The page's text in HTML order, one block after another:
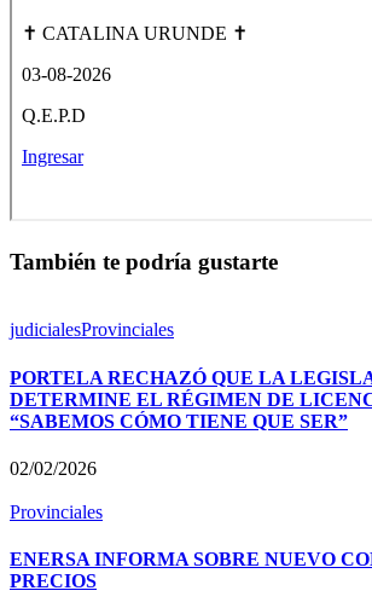
También te podría gustarte
judicialesProvinciales
PORTELA RECHAZÓ QUE LA
DETERMINE EL RÉGIMEN DE
“SABEMOS CÓMO TIENE QUE SER”
02/02/2026
Provinciales
ENERSA INFORMA SOBRE NUEVO
PRECIOS